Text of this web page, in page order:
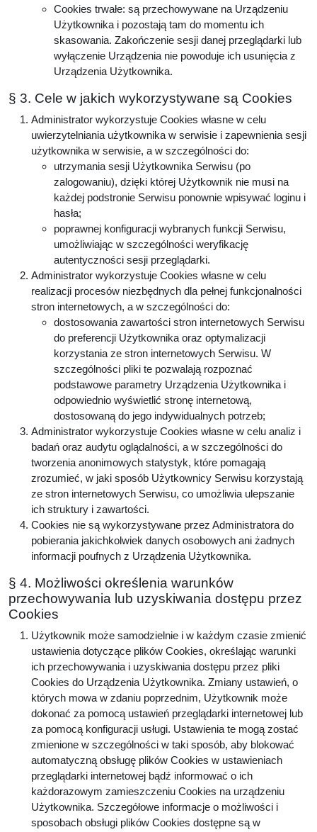
Cookies trwałe: są przechowywane na Urządzeniu
Użytkownika i pozostają tam do momentu ich
skasowania. Zakończenie sesji danej przeglądarki lub
wyłączenie Urządzenia nie powoduje ich usunięcia z
Urządzenia Użytkownika.
§ 3. Cele w jakich wykorzystywane są Cookies
Administrator wykorzystuje Cookies własne w celu
uwierzytelniania użytkownika w serwisie i zapewnienia sesji
użytkownika w serwisie, a w szczególności do:
utrzymania sesji Użytkownika Serwisu (po
zalogowaniu), dzięki której Użytkownik nie musi na
każdej podstronie Serwisu ponownie wpisywać loginu i
hasła;
poprawnej konfiguracji wybranych funkcji Serwisu,
umożliwiając w szczególności weryfikację
autentyczności sesji przeglądarki.
Administrator wykorzystuje Cookies własne w celu
realizacji procesów niezbędnych dla pełnej funkcjonalności
stron internetowych, a w szczególności do:
dostosowania zawartości stron internetowych Serwisu
do preferencji Użytkownika oraz optymalizacji
korzystania ze stron internetowych Serwisu. W
szczególności pliki te pozwalają rozpoznać
podstawowe parametry Urządzenia Użytkownika i
odpowiednio wyświetlić stronę internetową,
dostosowaną do jego indywidualnych potrzeb;
Administrator wykorzystuje Cookies własne w celu analiz i
badań oraz audytu oglądalności, a w szczególności do
tworzenia anonimowych statystyk, które pomagają
zrozumieć, w jaki sposób Użytkownicy Serwisu korzystają
ze stron internetowych Serwisu, co umożliwia ulepszanie
ich struktury i zawartości.
Cookies nie są wykorzystywane przez Administratora do
pobierania jakichkolwiek danych osobowych ani żadnych
informacji poufnych z Urządzenia Użytkownika.
§ 4. Możliwości określenia warunków
przechowywania lub uzyskiwania dostępu przez
Cookies
Użytkownik może samodzielnie i w każdym czasie zmienić
ustawienia dotyczące plików Cookies, określając warunki
ich przechowywania i uzyskiwania dostępu przez pliki
Cookies do Urządzenia Użytkownika. Zmiany ustawień, o
których mowa w zdaniu poprzednim, Użytkownik może
dokonać za pomocą ustawień przeglądarki internetowej lub
za pomocą konfiguracji usługi. Ustawienia te mogą zostać
zmienione w szczególności w taki sposób, aby blokować
automatyczną obsługę plików Cookies w ustawieniach
przeglądarki internetowej bądź informować o ich
każdorazowym zamieszczeniu Cookies na urządzeniu
Użytkownika. Szczegółowe informacje o możliwości i
sposobach obsługi plików Cookies dostępne są w